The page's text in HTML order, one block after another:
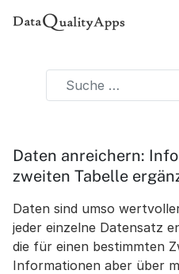
Daten anreichern:
zweiten Tabelle
Daten sind umso
jeder einzelne Datensatz
die für einen bestimmten
Informationen aber über